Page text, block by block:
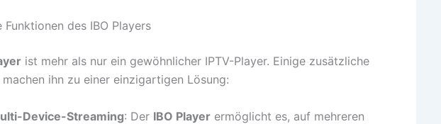
Funktionen des IBO Players
ist mehr als nur ein gewöhnlicher IPTV-Player. Einige zusätzliche
machen ihn zu einer einzigartigen Lösung:
Device-Streaming: Der IBO Player ermöglicht es, auf mehreren